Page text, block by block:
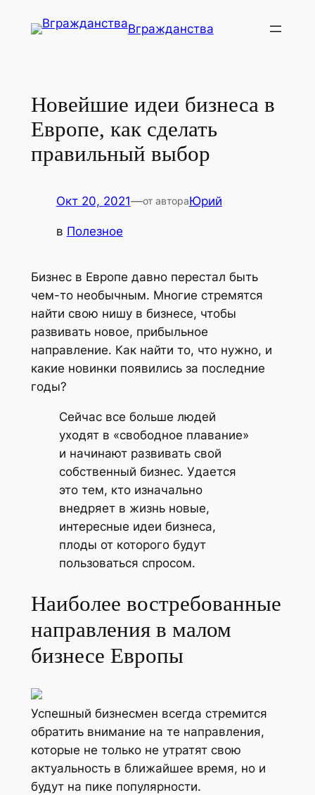
Вгражданства
Новейшие идеи бизнеса в
Европе, как сделать
правильный выбор
Окт 20, 2021—от автораЮрий
в Полезное
Бизнес в Европе давно перестал быть
чем-то необычным. Многие стремятся
найти свою нишу в бизнесе, чтобы
развивать новое, прибыльное
направление. Как найти то, что нужно, и
какие новинки появились за последние
годы?
Сейчас все больше людей
уходят в «свободное плавание»
и начинают развивать свой
собственный бизнес. Удается
это тем, кто изначально
внедряет в жизнь новые,
интересные идеи бизнеса,
плоды от которого будут
пользоваться спросом.
Наиболее востребованные
направления в малом
бизнесе Европы
Успешный бизнесмен всегда стремится
обратить внимание на те направления,
которые не только не утратят свою
актуальность в ближайшее время, но и
будут на пике популярности.